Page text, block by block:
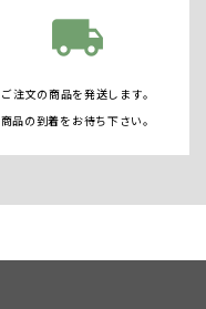
local_shipping
ご注文の商品を発送します。
商品の到着をお待ち下さい。